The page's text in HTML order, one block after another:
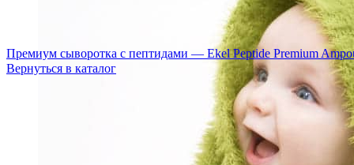
Премиум сыворотка с пептидами — Ekel Peptide Premium
Вернуться в каталог